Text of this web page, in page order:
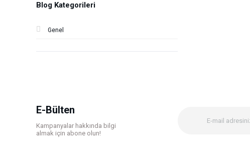
Blog Kategorileri
Genel
E-Bülten
Kampanyalar hakkında bilgi
almak için abone olun!